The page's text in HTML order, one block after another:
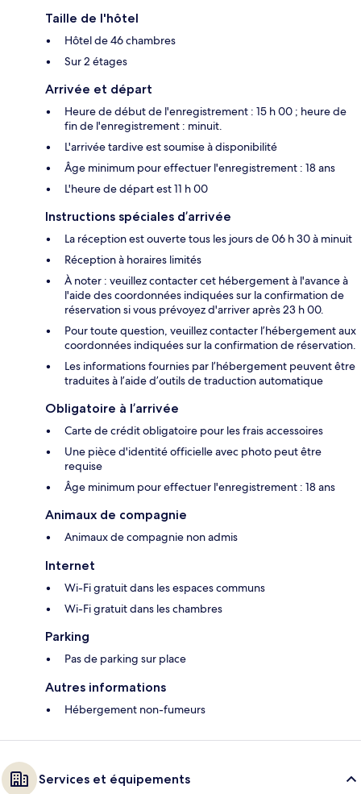
Taille de l'hôtel
Hôtel de 46 chambres
Sur 2 étages
Arrivée et départ
Heure de début de l'enregistrement : 15 h 00 ; heure de
fin de l'enregistrement : minuit.
L'arrivée tardive est soumise à disponibilité
Âge minimum pour effectuer l'enregistrement : 18 ans
L'heure de départ est 11 h 00
Instructions spéciales d’arrivée
La réception est ouverte tous les jours de 06 h 30 à minuit
Réception à horaires limités
À noter : veuillez contacter cet hébergement à l'avance à
l'aide des coordonnées indiquées sur la confirmation de
réservation si vous prévoyez d'arriver après 23 h 00.
Pour toute question, veuillez contacter l’hébergement aux
coordonnées indiquées sur la confirmation de réservation.
Les informations fournies par l’hébergement peuvent être
traduites à l’aide d’outils de traduction automatique
Obligatoire à l’arrivée
Carte de crédit obligatoire pour les frais accessoires
Une pièce d'identité officielle avec photo peut être
requise
Âge minimum pour effectuer l'enregistrement : 18 ans
Animaux de compagnie
Animaux de compagnie non admis
Internet
Wi-Fi gratuit dans les espaces communs
Wi-Fi gratuit dans les chambres
Parking
Pas de parking sur place
Autres informations
Hébergement non-fumeurs
Services et équipements